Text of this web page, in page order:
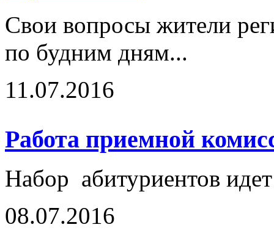
Свои вопросы жители
по будним дням...
11.07.2016
Работа приемной
Набор абитуриентов
08.07.2016